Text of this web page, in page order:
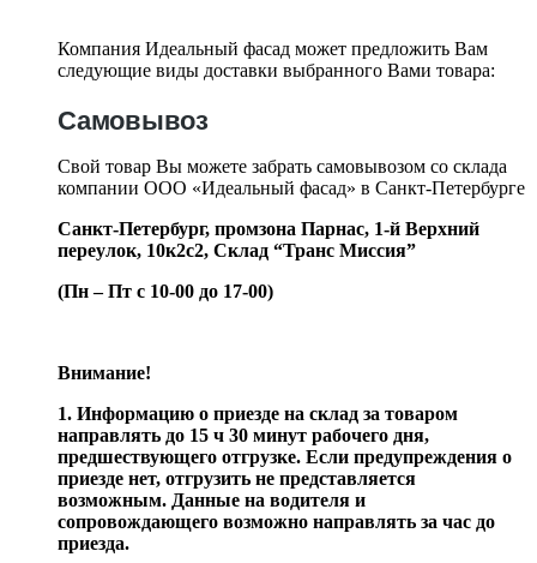
Компания Идеальный фасад может предложить Вам
следующие виды доставки выбранного Вами товара:
Самовывоз
Свой товар Вы можете забрать самовывозом со склада
компании ООО «Идеальный фасад» в Санкт-Петербурге
Санкт-Петербург, промзона Парнас, 1-й Верхний
переулок, 10к2с2, Склад “Транс Миссия”
(Пн – Пт с 10-00 до 17-00)
Внимание!
1. Информацию о приезде на склад за товаром
направлять до 15 ч 30 минут рабочего дня,
предшествующего отгрузке. Если предупреждения о
приезде нет, отгрузить не представляется
возможным. Данные на водителя и
сопровождающего возможно направлять за час до
приезда.